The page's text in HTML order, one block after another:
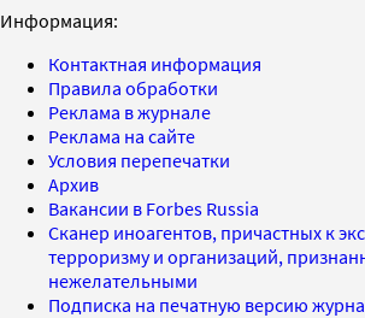
Информация:
Контактная информация
Правила обработки
Реклама в журнале
Реклама на сайте
Условия перепечатки
Архив
Вакансии в Forbes Russia
Сканер иноагентов, причастных к
терроризму и организаций,
нежелательными
Подписка на печатную версию